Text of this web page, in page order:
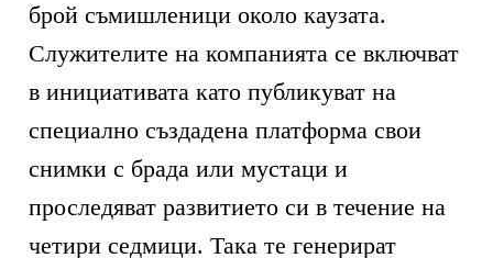
брой съмишленици около каузата.
Служителите на компанията се включват
в инициативата като публикуват на
специално създадена платформа свои
снимки с брада или мустаци и
проследяват развитието си в течение на
четири седмици. Така те генерират